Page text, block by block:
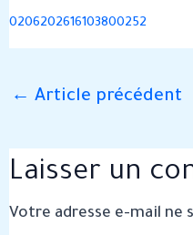
0206202616103800252
← Article précédent
Laisser un
Votre adresse e-mail ne